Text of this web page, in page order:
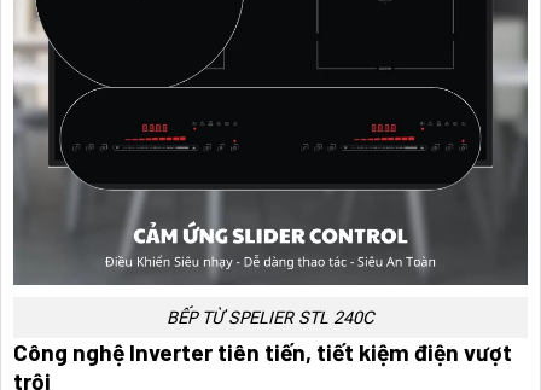
BẾP TỪ SPELIER STL 240C
Công nghệ Inverter tiên tiến, tiết kiệm điện vượt
trội